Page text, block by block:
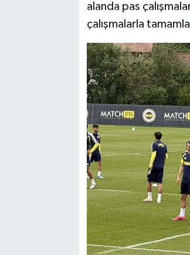
alanda pas
çalışmalarla